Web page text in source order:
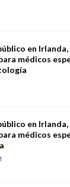
en
médicos
en
médicos